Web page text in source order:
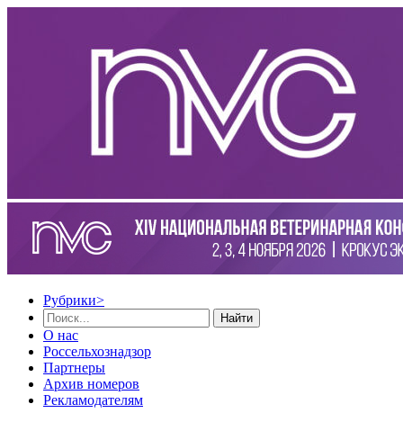
Рубрики>
Найти
О нас
Россельхознадзор
Партнеры
Архив номеров
Рекламодателям